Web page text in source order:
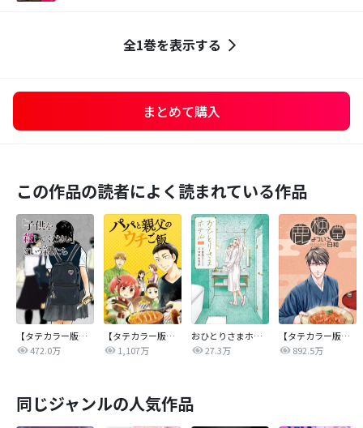
全1巻を表示する
まとめて購入
この作品の読者によく読まれている作品
【タテカラー版】｢子供を殺してください｣という親たち
472.0万
【タテカラー版】パパと親父のウチご飯
1,107万
おひとりさまホテル
27.3万
【タテカラー版】鹿楓堂よついろ日和
892.5万
同じジャンルの人気作品